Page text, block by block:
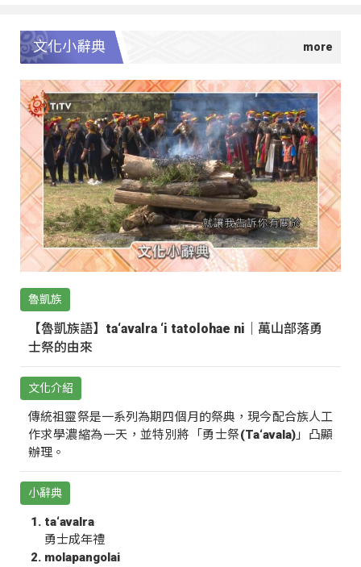
文化小辭典
魯凱族
【魯凱族語】ta‘avalra ‘i tatolohae ni｜萬山部落勇
士祭的由來
文化介紹
傳統祖靈祭是一系列為期四個月的祭典，現今配合族人工
作求學濃縮為一天，並特別將「勇士祭(Ta‘avala)」凸顯
辦理。
小辭典
ta‘avalra
勇士成年禮
molapangolai